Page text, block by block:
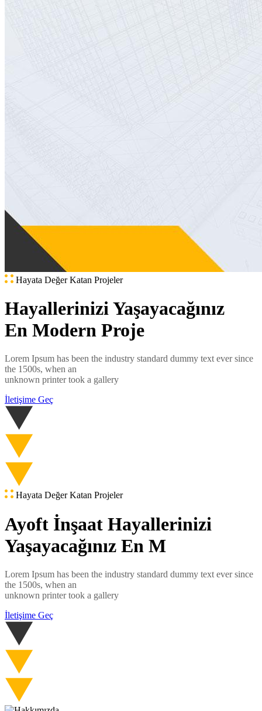
Hayata Değer Katan Projeler
Hayallerinizi Yaşayacağınız
En Modern Proje
Lorem Ipsum has been the industry standard dummy text ever since
the 1500s, when an
unknown printer took a gallery
İletişime Geç
Hayata Değer Katan Projeler
Ayoft İnşaat Hayallerinizi
Yaşayacağınız En M
Lorem Ipsum has been the industry standard dummy text ever since
the 1500s, when an
unknown printer took a gallery
İletişime Geç